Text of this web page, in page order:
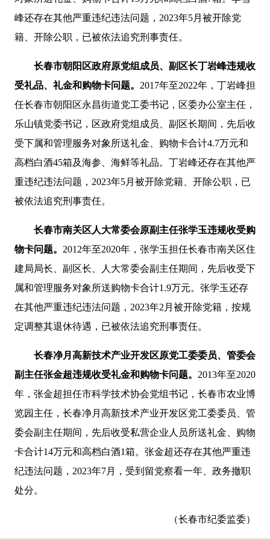
峰还存在其他严重违纪违法问题，2023年5月被开除党
籍、开除公职，已被依法追究刑事责任。
长春市朝阳区政府原党组成员、副区长丁岩峰违规收
受礼品、礼金和购物卡问题。 2017年至2022年，丁岩峰担
任长春市朝阳区永昌街道党工委书记，区委办公室主任，
乐山镇党委书记，区政府党组成员、副区长期间，先后收
受下属和管理服务对象所送礼金、购物卡合计4.7万元和
高档白酒45箱及海参、海鲜等礼品。丁岩峰还存在其他严
重违纪违法问题，2023年5月被开除党籍、开除公职 ，已
被依法追究刑事责任。
长春市南关区人大常委会原副主任张学玉违规收受购
物卡问题。 2012年至2020年，张学玉担任长春市南关区住
建局局长、副区长、人大常委会副主任期间，先后收受下
属和管理服务对象所送购物卡合计1.9万元。张学玉还存
在其他严重违纪违法问题，2023年2月被开除党籍， 按规
定调整其退休待遇 ，已被依法追究刑事责任。
长春净月高新技术产业开发区原党工委委员、管委会
副主任张金超违规收受礼金和购物卡问题。 2013年至2020
年， 张金超担任市科学技术协会党组书记，长春市农业博
览园主任，长春净月高新技术产业开发区党工委委员、管
委会副主任期间，先后收受私营企业人员所送礼金、购物
卡合计14万元和高档白酒1箱。张金超还存在其他严重违
纪违法问题，2023年7月，受到留党察看一年、政务撤职
处分。
（长春市纪委监委）